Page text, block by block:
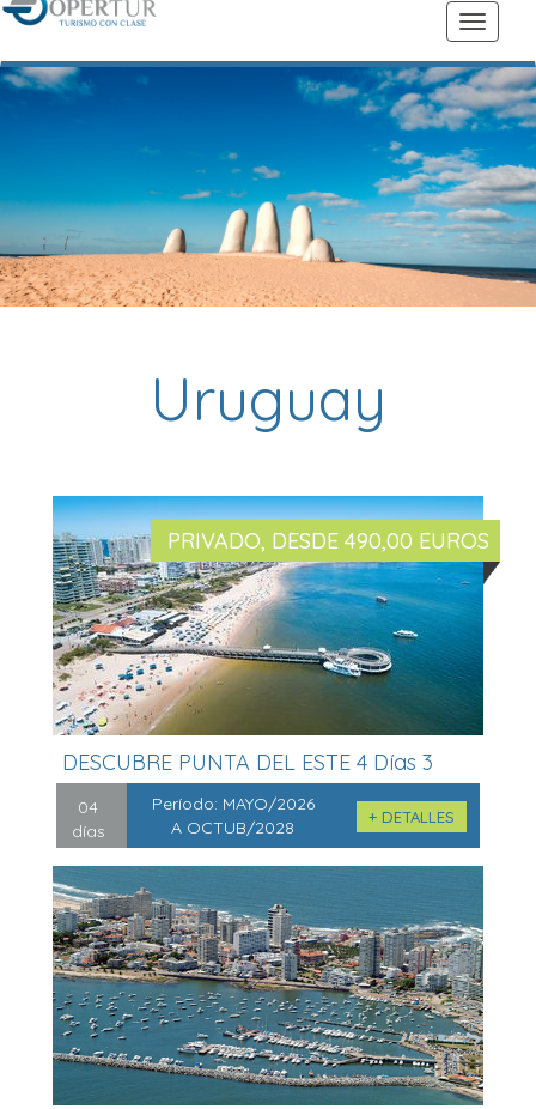
Uruguay
PRIVADO, DESDE 490,00 EUROS
DESCUBRE PUNTA DEL ESTE 4 Días 3
Noc...
04
días
Período: MAYO/2026
A OCTUB/2028
+ DETALLES